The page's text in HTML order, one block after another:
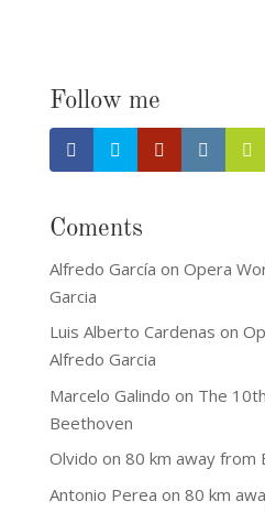
Follow me
Coments
Alfredo García on Opera
Garcia
Luis Alberto Cardenas on
Alfredo Garcia
Marcelo Galindo on The
Beethoven
Olvido on 80 km away from
Antonio Perea on 80 km